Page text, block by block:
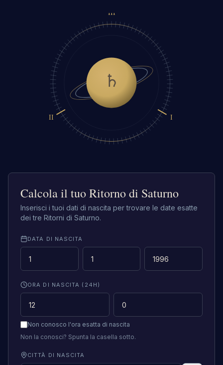
I
II
III
♄
Calcola il tuo Ritorno di Saturno
Inserisci i tuoi dati di nascita per trovare le date esatte
dei tre Ritorni di Saturno.
DATA DI NASCITA
ORA DI NASCITA (24H)
Non conosco l'ora esatta di nascita
Non la conosci? Spunta la casella sotto.
CITTÀ DI NASCITA